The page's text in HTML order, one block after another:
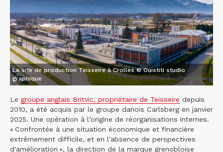
Le site de production Teisseire à Crolles © Ouistiti studio
graphique
Le groupe anglais Britvic, propriétaire de Teisseire depuis
2010, a été acquis par le groupe danois Carlsberg en janvier
2025. Une opération à l’origine de réorganisations internes.
« Confrontée à une situation économique et financière
extrêmement difficile, et en l'absence de perspectives
d'amélioration », la direction de la marque grenobloise